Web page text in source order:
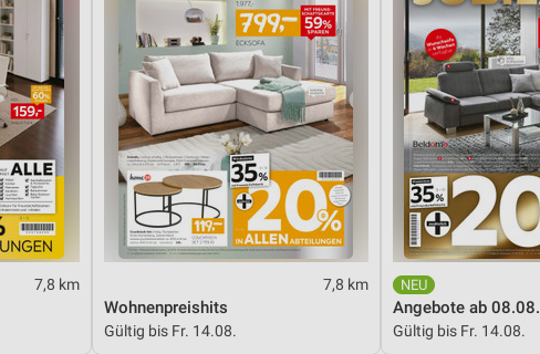
7,8 km 7,8 km
Wohnenpreishits
Gültig bis Fr. 14.08.
Angebote ab 08.08.
Gültig bis Fr. 14.08.